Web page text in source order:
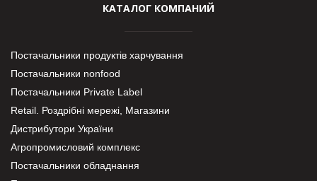
КАТАЛОГ КОМПАНИЙ
Постачальники продуктів харчування
Постачальники nonfood
Постачальники Private Label
Retail. Роздрібні мережі, Магазини
Дистрибутори України
Агропромисловий комплекс
Постачальники обладнання